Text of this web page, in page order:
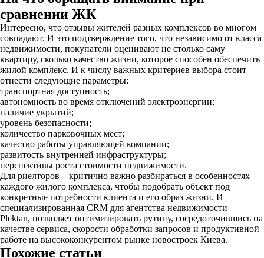
сравнении ЖК
Интересно, что отзывы жителей разных комплексов во многом
совпадают. И это подтверждение того, что независимо от класса
недвижимости, покупатели оценивают не столько саму
квартиру, сколько качество жизни, которое способен обеспечить
жилой комплекс. И к числу важных критериев выбора стоит
отнести следующие параметры:
транспортная доступность;
автономность во время отключений электроэнергии;
наличие укрытий;
уровень безопасности;
количество парковочных мест;
качество работы управляющей компании;
развитость внутренней инфраструктуры;
перспективы роста стоимости недвижимости.
Для риелторов – критично важно разбираться в особенностях
каждого жилого комплекса, чтобы подобрать объект под
конкретные потребности клиента и его образ жизни. И
специализированная CRM для агентства недвижимости –
Plektan, позволяет оптимизировать рутину, сосредоточившись на
качестве сервиса, скорости обработки запросов и продуктивной
работе на высококонкурентом рынке новостроек Киева.
Похожие статьи